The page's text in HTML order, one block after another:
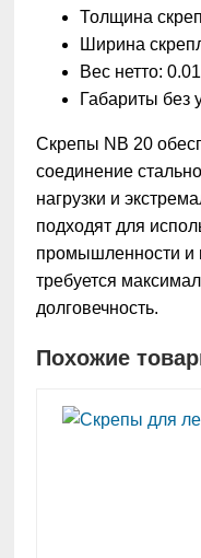
Толщина
Ширина
Вес нетто:
Габариты без
Скрепы NB 20
соединение
нагрузки и
подходят для
промышленности и
требуется
долговечность.
Похожие